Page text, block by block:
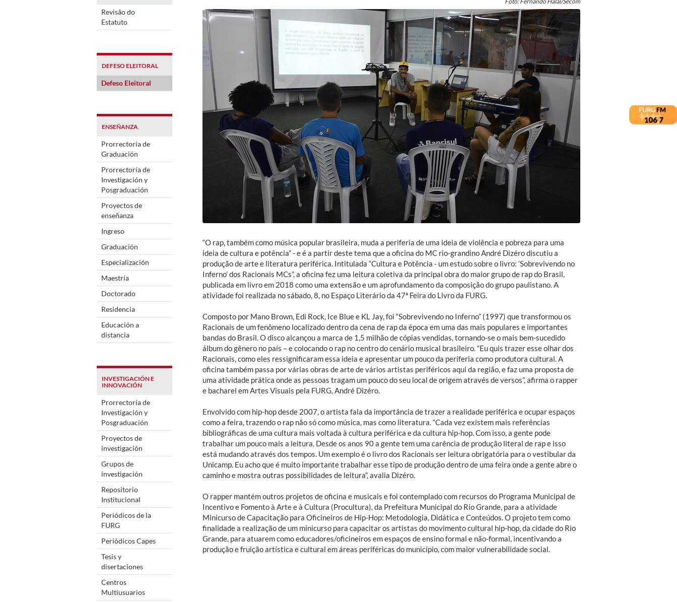
Revisão do
Estatuto
DEFESO ELEITORAL
Defeso Eleitoral
ENSEÑANZA
Prorrectoría de
Graduación
Prorrectoría de
Investigación y
Posgraduación
Proyectos de
enseñanza
Ingreso
Graduación
Especialización
Maestría
Doctorado
Residencia
Educación a
distancia
INVESTIGACIÓN E
INNOVACIÓN
Prorrectoría de
Investigación y
Posgraduación
Proyectos de
investigación
Grupos de
investigación
Repositorio
Institucional
Periódicos de la
FURG
Periódicos Capes
Tesis y
disertaciones
Centros
Multiusuarios
“O rap, também como música popular brasileira, muda a periferia de uma ideia de violência e pobreza para uma
ideia de cultura e potência” - e é a partir deste tema que a oficina do MC rio-grandino André Dizéro discutiu a
produção de arte e literatura periférica. Intitulada “Cultura e Potência - um estudo sobre o livro: ‘Sobrevivendo no
Inferno’ dos Racionais MCs”, a oficina fez uma leitura coletiva da principal obra do maior grupo de rap do Brasil,
publicada em livro em 2018 como uma extensão e um aprofundamento da composição do grupo paulistano. A
atividade foi realizada no sábado, 8, no Espaço Literário da 47ª Feira do Livro da FURG.
Composto por Mano Brown, Edi Rock, Ice Blue e KL Jay, foi “Sobrevivendo no Inferno” (1997) que transformou os
Racionais de um fenômeno localizado dentro da cena de rap da época em uma das mais populares e importantes
bandas do Brasil. O disco alcançou a marca de 1,5 milhão de cópias vendidas, tornando-se o mais bem-sucedido
álbum do gênero no país – e colocando o rap no centro do cenário musical brasileiro. “Eu quis trazer esse olhar dos
Racionais, como eles ressignificaram essa ideia e apresentar um pouco da periferia como produtora cultural. A
oficina também passa por várias obras de arte de vários artistas periféricos aqui da região, e faz uma proposta de
uma atividade prática onde as pessoas tragam um pouco do seu local de origem através de versos”, afirma o rapper
e bacharel em Artes Visuais pela FURG, André Dizéro.
Envolvido com hip-hop desde 2007, o artista fala da importância de trazer a realidade periférica e ocupar espaços
como a feira, trazendo o rap não só como música, mas como literatura. “Cada vez existem mais referências
bibliográficas de uma cultura mais voltada à cultura periférica e da cultura hip-hop. Com isso, a gente pode
trabalhar um pouco mais a leitura. Desde os anos 90 a gente tem uma carência de produção literal de rap e isso
está mudando através dos tempos. Um exemplo é o livro dos Racionais ser leitura obrigatória para o vestibular da
Unicamp. Eu acho que é muito importante trabalhar esse tipo de produção dentro de uma feira onde a gente abre o
caminho e mostra outras possibilidades de leitura”, avalia Dizéro.
O rapper mantém outros projetos de oficina e musicais e foi contemplado com recursos do Programa Municipal de
Incentivo e Fomento à Arte e à Cultura (Procultura), da Prefeitura Municipal do Rio Grande, para a atividade
Minicurso de Capacitação para Oficineiros de Hip-Hop: Metodologia, Didática e Conteúdos. O projeto tem como
finalidade a realização de um minicurso para capacitar os artistas do movimento cultural hip-hop, da cidade do Rio
Grande, para atuarem como educadores/oficineiros em espaços de ensino formal e não-formal, incentivando a
produção e fruição artística e cultural em áreas periféricas do município, com maior vulnerabilidade social.